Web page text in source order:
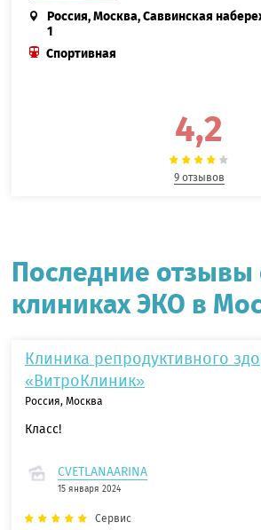
Россия, Москва, Саввинская
1
Спортивная
4,2
9 отзывов
Последние отзывы
клиниках ЭКО в
Клиника репродуктивного
«ВитроКлиник»
Россия, Москва
Класс!
CVETLANAARINA
15 января 2024
Сервис